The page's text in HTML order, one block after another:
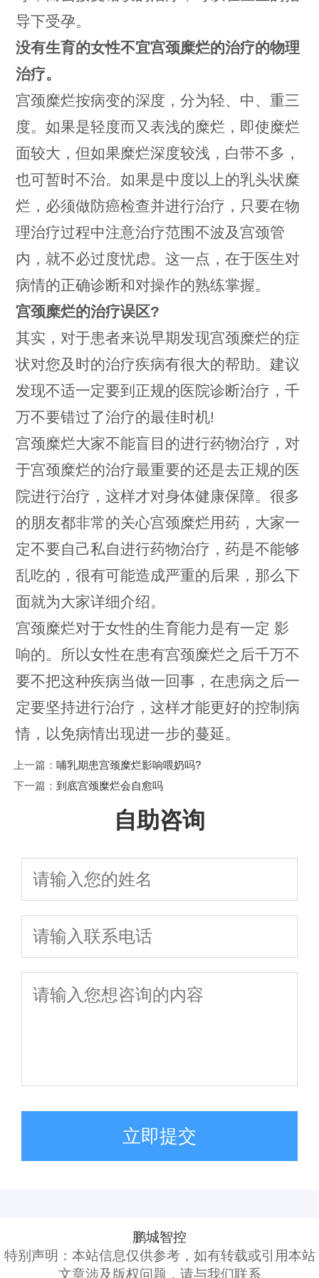
导下受孕。
没有生育的女性不宜宫颈糜烂的治疗的物理
治疗。
宫颈糜烂按病变的深度，分为轻、中、重三
度。如果是轻度而又表浅的糜烂，即使糜烂
面较大，但如果糜烂深度较浅，白带不多，
也可暂时不治。如果是中度以上的乳头状糜
烂，必须做防癌检查并进行治疗，只要在物
理治疗过程中注意治疗范围不波及宫颈管
内，就不必过度忧虑。这一点，在于医生对
病情的正确诊断和对操作的熟练掌握。
宫颈糜烂的治疗误区?
其实，对于患者来说早期发现宫颈糜烂的症
状对您及时的治疗疾病有很大的帮助。建议
发现不适一定要到正规的医院诊断治疗，千
万不要错过了治疗的最佳时机!
宫颈糜烂大家不能盲目的进行药物治疗，对
于宫颈糜烂的治疗最重要的还是去正规的医
院进行治疗，这样才对身体健康保障。很多
的朋友都非常的关心宫颈糜烂用药，大家一
定不要自己私自进行药物治疗，药是不能够
乱吃的，很有可能造成严重的后果，那么下
面就为大家详细介绍。
宫颈糜烂对于女性的生育能力是有一定 影
响的。所以女性在患有宫颈糜烂之后千万不
要不把这种疾病当做一回事，在患病之后一
定要坚持进行治疗，这样才能更好的控制病
情，以免病情出现进一步的蔓延。
上一篇： 哺乳期患宫颈糜烂影响喂奶吗?
下一篇： 到底宫颈糜烂会自愈吗
自助咨询
立即提交
鹏城智控
特别声明：本站信息仅供参考，如有转载或引用本站
文章涉及版权问题，请与我们联系